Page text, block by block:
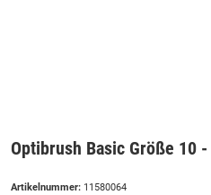
Optibrush Basic Größe 10
Artikelnummer: 11580064